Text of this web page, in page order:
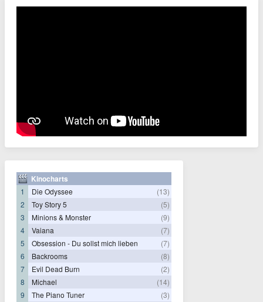
Kinocharts
1 Die Odyssee
(13)
2
Toy Story 5
(5)
3
Minions & Monster
(9)
4
Vaiana
(7)
5
Obsession - Du sollst mich lieben
(7)
6
Backrooms
(8)
7
Evil Dead Burn
(2)
8
Michael
(14)
9
The Piano Tuner
(3)